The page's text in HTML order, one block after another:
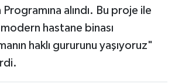
Programına alındı. Bu proje ile
hastane binası
haklı gururunu yaşıyoruz"